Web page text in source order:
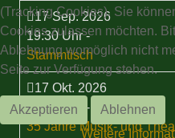
17 Sep. 2026
19:30 Uhr-
Stammtisch
17 Okt. 2026
15:00 Uhr
-
35 Jahre Musik- und
(Tracking Cookies). Sie
Cookies zulassen möchten.
Ablehnung womöglich nicht
Seite zur Verfügung stehen.
Akzeptieren
Ablehnen
Weitere